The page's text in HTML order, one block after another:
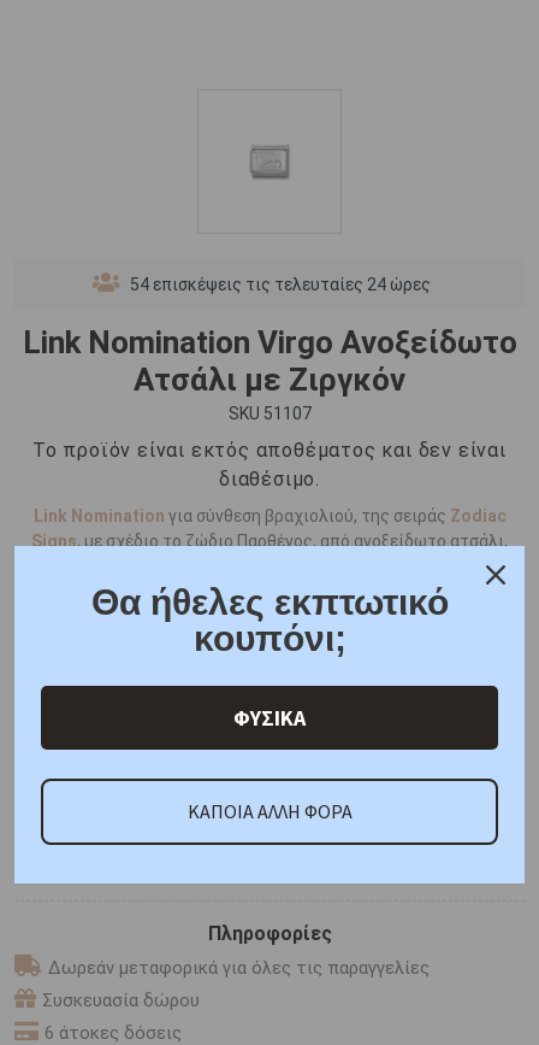
54 επισκέψεις τις τελευταίες 24 ώρες
Link Nomination Virgo Ανοξείδωτο
Ατσάλι με Ζιργκόν
SKU 51107
Το προϊόν είναι εκτός αποθέματος και δεν είναι
διαθέσιμο.
Link Nomination για σύνθεση βραχιολιού, της σειράς Zodiac
Signs, με σχέδιο το ζώδιο Παρθένος, από ανοξείδωτο ατσάλι,
Πληροφορίες
Δωρεάν μεταφορικά για όλες τις παραγγελίες
Συσκευασία δώρου
6 άτοκες δόσεις
Θα ήθελες εκπτωτικό
κουπόνι;
ΦΥΣΙΚΑ
ΚΑΠΟΙΑ ΑΛΛΗ ΦΟΡΑ